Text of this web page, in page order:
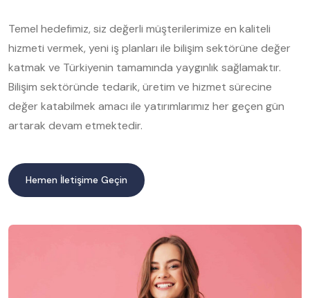
Temel hedefimiz, siz değerli müşterilerimize en kaliteli
hizmeti vermek, yeni iş planları ile bilişim sektörüne değer
katmak ve Türkiyenin tamamında yaygınlık sağlamaktır.
Bilişim sektöründe tedarik, üretim ve hizmet sürecine
değer katabilmek amacı ile yatırımlarımız her geçen gün
artarak devam etmektedir.
Hemen İletişime Geçin